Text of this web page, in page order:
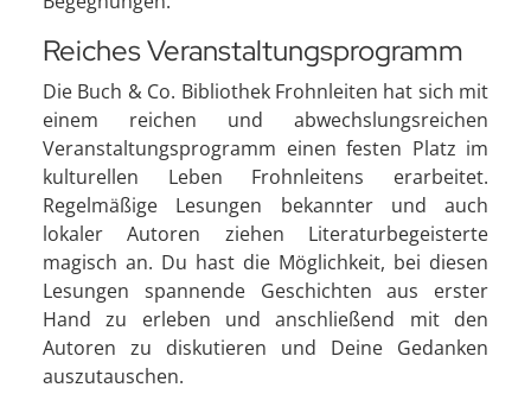
Reiches Veranstaltungsprogramm
Die Buch & Co. Bibliothek Frohnleiten hat sich mit
einem reichen und abwechslungsreichen
Veranstaltungsprogramm einen festen Platz im
kulturellen Leben Frohnleitens erarbeitet.
Regelmäßige Lesungen bekannter und auch
lokaler Autoren ziehen Literaturbegeisterte
magisch an. Du hast die Möglichkeit, bei diesen
Lesungen spannende Geschichten aus erster
Hand zu erleben und anschließend mit den
Autoren zu diskutieren und Deine Gedanken
auszutauschen.